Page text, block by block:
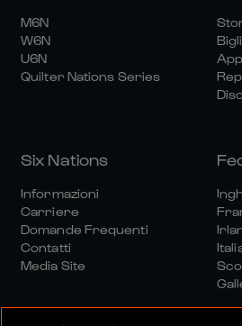
M6N
W6N
U6N
Quilter Nations Series
App
Six Nations
Informazioni
Carriere
Domande Frequenti
Contatti
Media Site